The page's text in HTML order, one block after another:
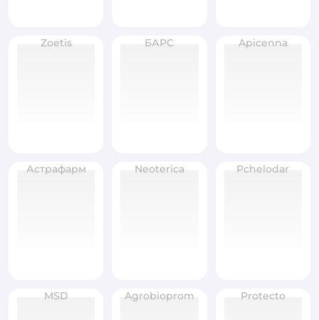
Zoetis БАРС Apicenna
Астрафарм Neoterica Pchelodar
MSD Agrobioprom Protecto